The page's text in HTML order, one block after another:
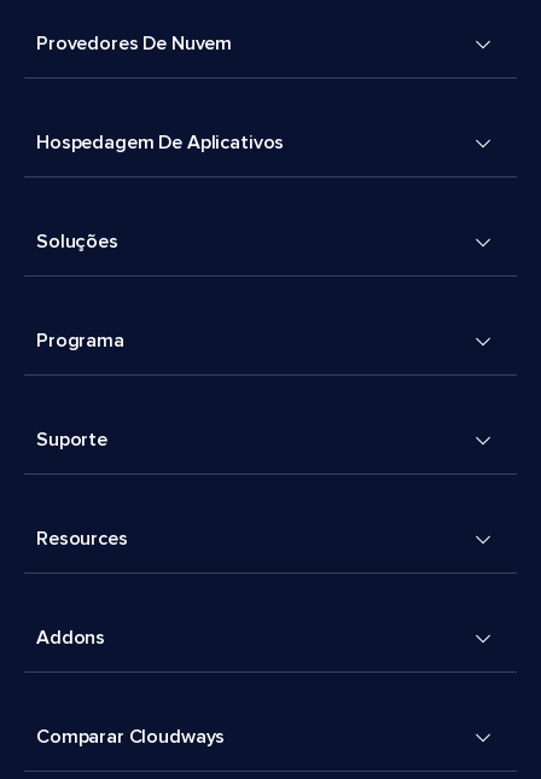
Provedores De Nuvem
Hospedagem De Aplicativos
Soluções
Programa
Suporte
Resources
Addons
Comparar Cloudways